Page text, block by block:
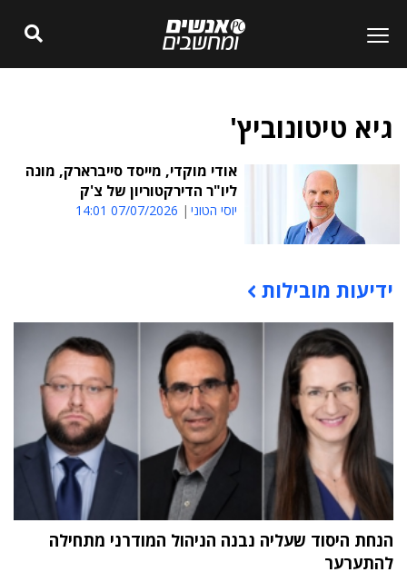
גיא טיטונוביץ'
אודי מוקדי, מייסד סייברארק, מונה
ליו"ר הדירקטוריון של צ'ק
יוסי הטוני 07/07/2026 14:01
תוכן פרסומי
ידיעות מובילות
הנחת היסוד שעליה נבנה הניהול המודרני מתחילה
להתערער